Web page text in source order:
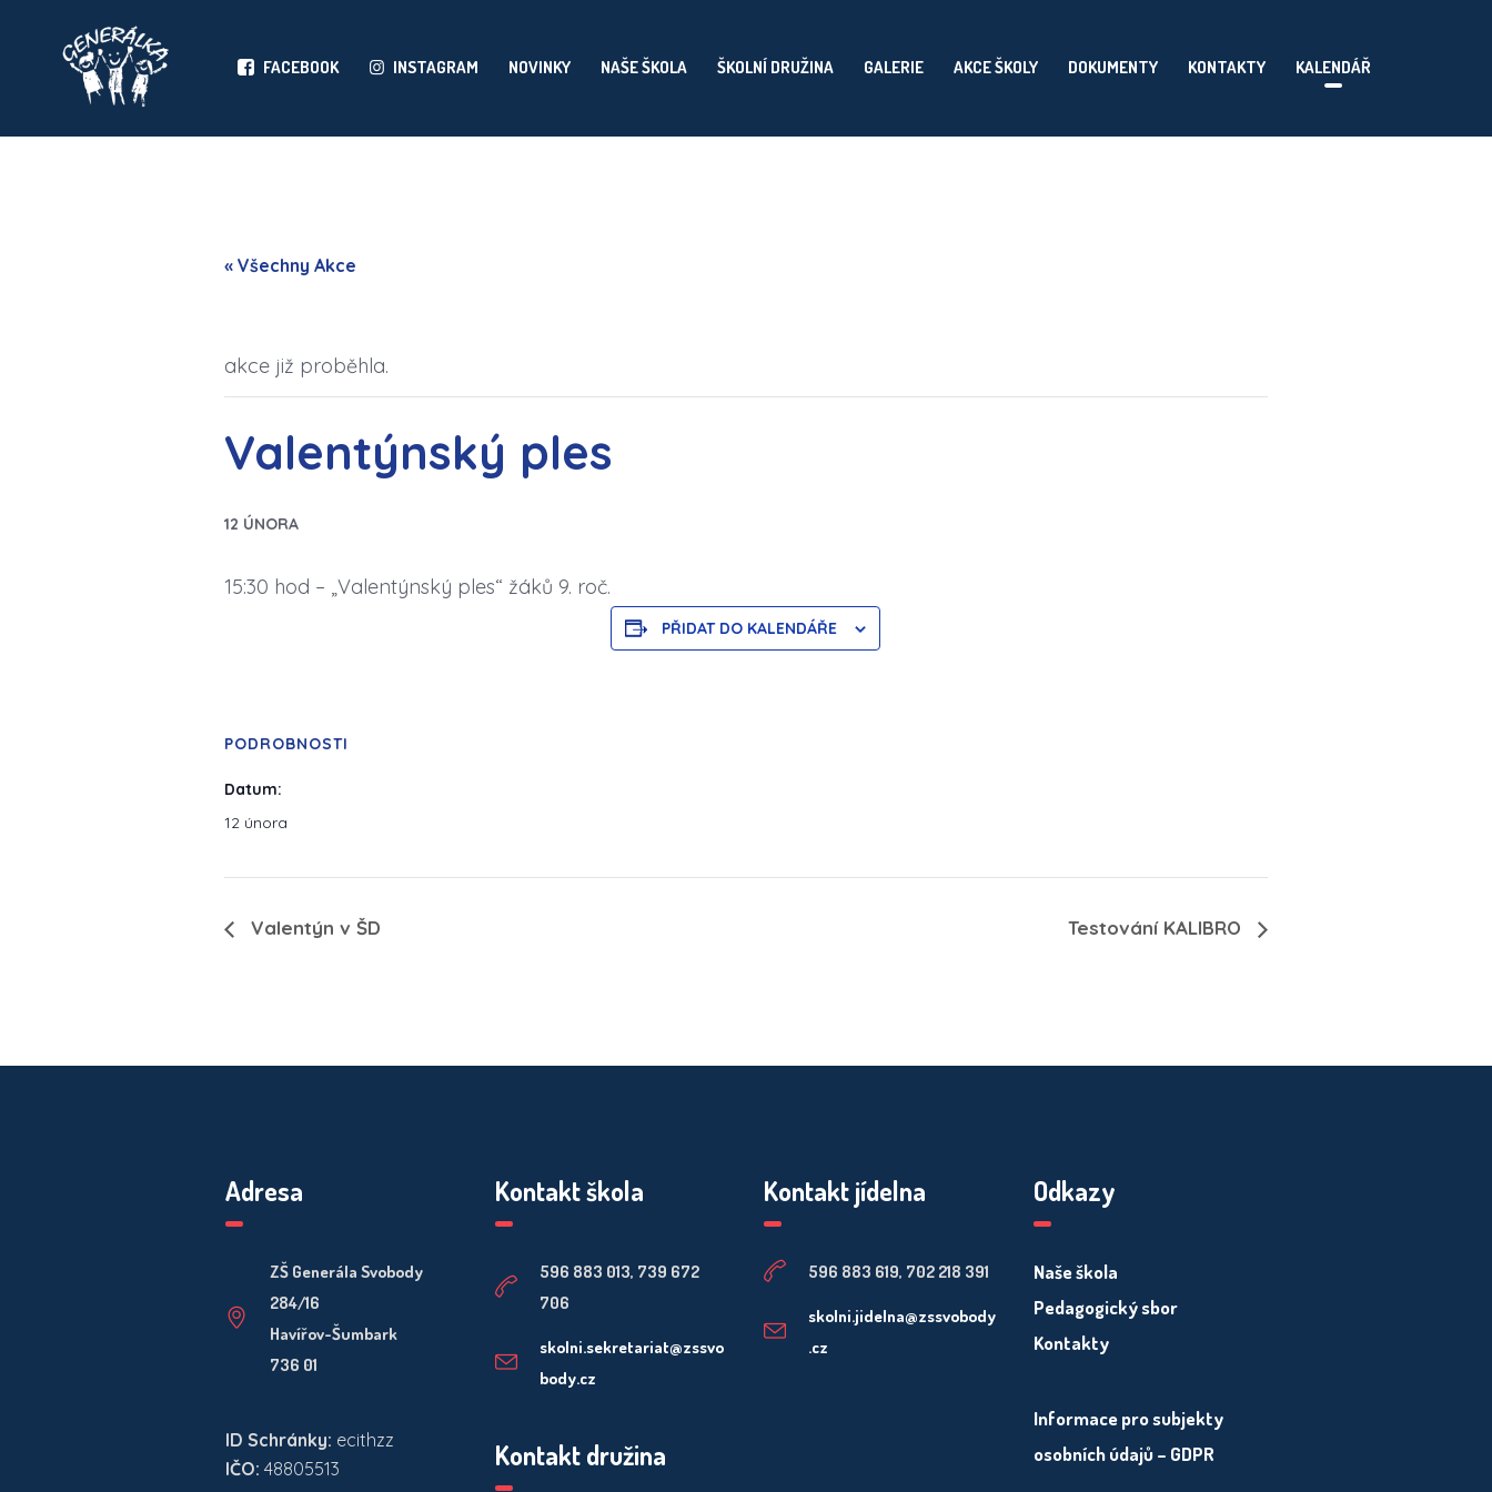
FACEBOOK INSTAGRAM NOVINKY NAŠE ŠKOLA ŠKOLNÍ DRUŽINA GALERIE AKCE ŠKOLY DOKUMENTY KONTAKTY KALENDÁŘ
« Všechny Akce
akce již proběhla.
Valentýnský ples
12 ÚNORA
15:30 hod – „Valentýnský ples“ žáků 9. roč.
PŘIDAT DO KALENDÁŘE
PODROBNOSTI
Datum:
12 února
Valentýn v ŠD Testování KALIBRO
Adresa
ZŠ Generála Svobody
284/16
Havířov-Šumbark
736 01
ID Schránky: ecithzz
IČO: 48805513
Kontakt škola
596 883 013, 739 672
706
skolni.sekretariat@zssvo
body.cz
Kontakt družina
Kontakt jídelna
596 883 619, 702 218 391
skolni.jidelna@zssvobody
.cz
Odkazy
Naše škola
Pedagogický sbor
Kontakty
Informace pro subjekty
osobních údajů – GDPR